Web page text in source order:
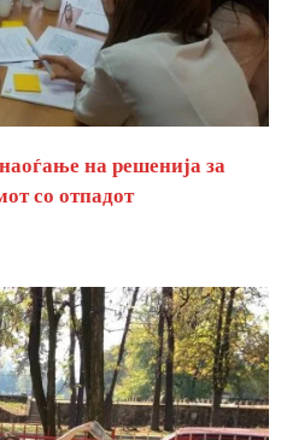
на решенија за
со отпадот